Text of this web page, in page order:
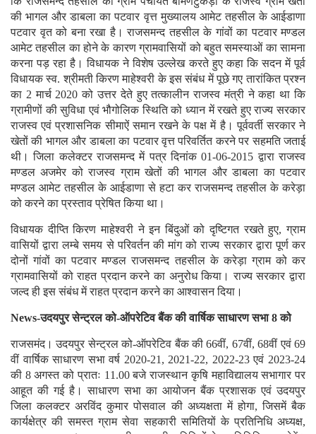
की भागल और डाबला का पटवार वृत्त मुख्यालय आमेट तहसील के आईडाणा
पटवार वृत को बना रखा है। राजसमन्द तहसील के गांवों का पटवार मण्डल
आमेट तहसील का होने के कारण ग्रामवासियों को बहुत समस्याओं का सामना
करना पड़ रहा है। विधायक ने विशेष उल्लेख करते हुए कहा कि सदन में पूर्व
विधायक स्व. श्रीमती किरण माहेश्वरी के इस संबंध में पूछे गए तारांकित प्रश्न
का 2 मार्च 2020 को उत्तर देते हुए तत्कालीन राजस्व मंत्री ने कहा था कि
ग्रामीणों की सुविधा एवं भौगोलिक स्थिति को ध्यान में रखते हुए राज्य सरकार
राजस्व एवं प्रशासनिक सीमाऐं समान रखने के पक्ष में है। पूर्ववर्ती सरकार ने
खेतों की भागल और डाबला का पटवार वृत्त परिवर्तित करने पर सहमति जताई
थी। जिला कलेक्टर राजसमन्द में पत्र दिनांक 01-06-2015 द्वारा राजस्व
मण्डल अजमेर को राजस्व ग्राम खेतों की भागल और डाबला का पटवार
मण्डल आमेट तहसील के आईडाणा से हटा कर राजसमन्द तहसील के करेड़ा
को करने का प्रस्ताव प्रेषित किया था।
विधायक दीप्ति किरण माहेश्वरी ने इन बिंदुओं को दृष्टिगत रखते हुए, ग्राम
वासियों द्वारा लम्बे समय से परिवर्तन की मांग को राज्य सरकार द्वारा पूर्ण कर
दोनों गांवों का पटवार मण्डल राजसमन्द तहसील के करेड़ा ग्राम को कर
ग्रामवासियों को राहत प्रदान करने का अनुरोध किया। राज्य सरकार द्वारा
जल्द ही इस संबंध में राहत प्रदान करने का आश्वासन दिया।
News-उदयपुर सेन्ट्रल को-ऑपरेटिव बैंक की वार्षिक साधारण सभा 8 को
राजसमंद। उदयपुर सेन्ट्रल को-ऑपरेटिव बैंक की 66वीं, 67वीं, 68वीं एवं 69
वीं वार्षिक साधारण सभा वर्ष 2020-21, 2021-22, 2022-23 एवं 2023-24
की 8 अगस्त को प्रातः 11.00 बजे राजस्थान कृषि महाविद्यालय सभागार पर
आहूत की गई है। साधारण सभा का आयोजन बैंक प्रशासक एवं उदयपुर
जिला कलक्टर अरविंद कुमार पोसवाल की अध्यक्षता में होगा, जिसमें बैक
कार्यक्षेत्र की समस्त ग्राम सेवा सहकारी समितियों के प्रतिनिधि अध्यक्ष,